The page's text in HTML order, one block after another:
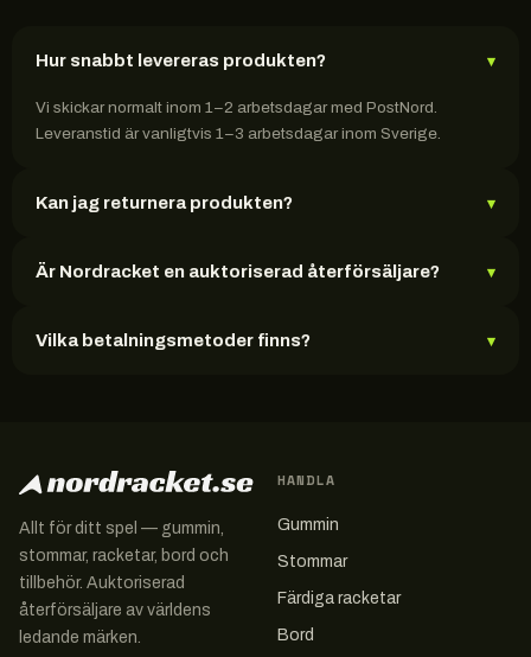
Hur snabbt levereras produkten? ▾
Vi skickar normalt inom 1–2 arbetsdagar med PostNord.
Leveranstid är vanligtvis 1–3 arbetsdagar inom Sverige.
Kan jag returnera produkten? ▾
Är Nordracket en auktoriserad återförsäljare? ▾
Vilka betalningsmetoder finns? ▾
Allt för ditt spel — gummin,
stommar, racketar, bord och
tillbehör. Auktoriserad
återförsäljare av världens
ledande märken.
HANDLA
Gummin
Stommar
Färdiga racketar
Bord